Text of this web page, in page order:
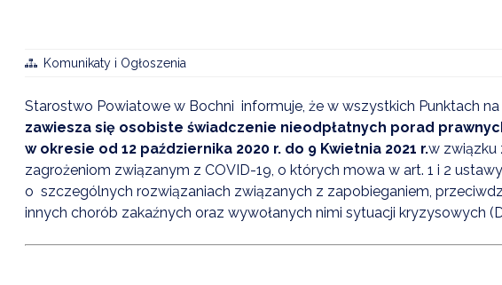
Komunikaty i Ogłoszenia
Starostwo Powiatowe w Bochni informuje, że w wszystkich Punktach
zawiesza się osobiste świadczenie nieodpłatnych porad
w okresie od 12 października 2020 r. do 9 Kwietnia 2021 r.w związku
zagrożeniom związanym z COVID-19, o których mowa w art. 1 i 2
o szczególnych rozwiązaniach związanych z zapobieganiem,
innych chorób zakaźnych oraz wywołanych nimi sytuacji kryzysowych